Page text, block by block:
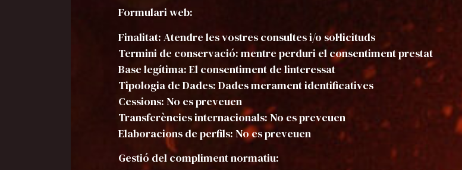
Formulari web:
Finalitat: Atendre les vostres consultes i/o sol·licituds
Termini de conservació: mentre perduri el consentiment prestat
Base legítima: El consentiment de linteressat
Tipologia de Dades: Dades merament identificatives
Cessions: No es preveuen
Transferències internacionals: No es preveuen
Elaboracions de perfils: No es preveuen
Gestió del compliment normatiu: